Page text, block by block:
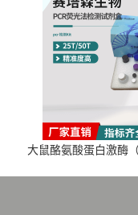
大鼠酪氨酸蛋白激酶